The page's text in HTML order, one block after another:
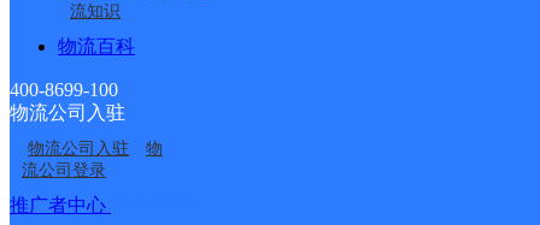
流知识
物流百科
400-8699-100
物流公司入驻
物流公司入驻
物
流公司登录
推广者中心
华北大兴区礼贤公司新
航城分部
华北顺达公司亦庄康定
街十三号寄存点分部
华北大兴区庞各庄公司
薛营便民服务站
北京大兴清源
华北大兴区天宫院公司
接口API